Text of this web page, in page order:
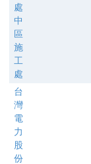
處
中
區
施
工
處
台
灣
電
力
股
份